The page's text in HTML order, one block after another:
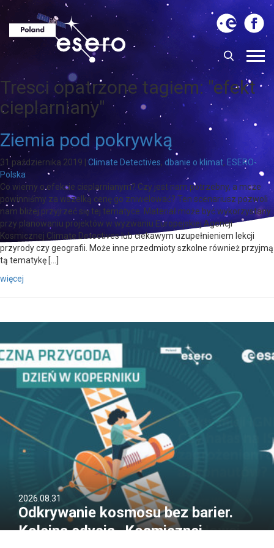
Tresci opatrzone tagiem:"efekt
cieplarniany"
Ziemia pod pokrywką
31 października 2019 | Climate Detectives, dbanie o klimat, ESERO-
Polska
Co wiemy o efekcie cieplarnianym? Czy jest nam potrzebny, a może
powinniśmy za wszelką cenę go zniwelować? Ten scenariusz pozwoli
nam bliżej przyjrzeć się tej tematyce. Materiał może być wykorzystany
przy planowaniu projektów w wyzwaniu Europejskiej Agencji
Kosmicznej Climate Detectives lub ciekawym uzupełnieniem lekcji
przyrody czy geografii. Może inne przedmioty szkolne również przyjmą
tą tematykę […]
więcej
2026.08.31
Odkrywanie kosmosu bez barier.
Kolejna edycja „Kosmicznej